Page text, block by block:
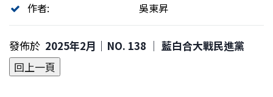
作者:
吳東昇
發佈於 2025年2月｜NO. 138 │ 藍白合大戰民進黨